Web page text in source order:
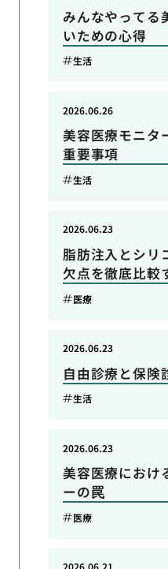
みんなやってる
いための心得
生活
美容医療モニタ
重要事項
2026.06.26
生活
脂肪注入とシリ
欠点を徹底比較
2026.06.23
医療
自由診療と保険
2026.06.23
生活
美容医療におけ
ーの罠
2026.06.23
医療